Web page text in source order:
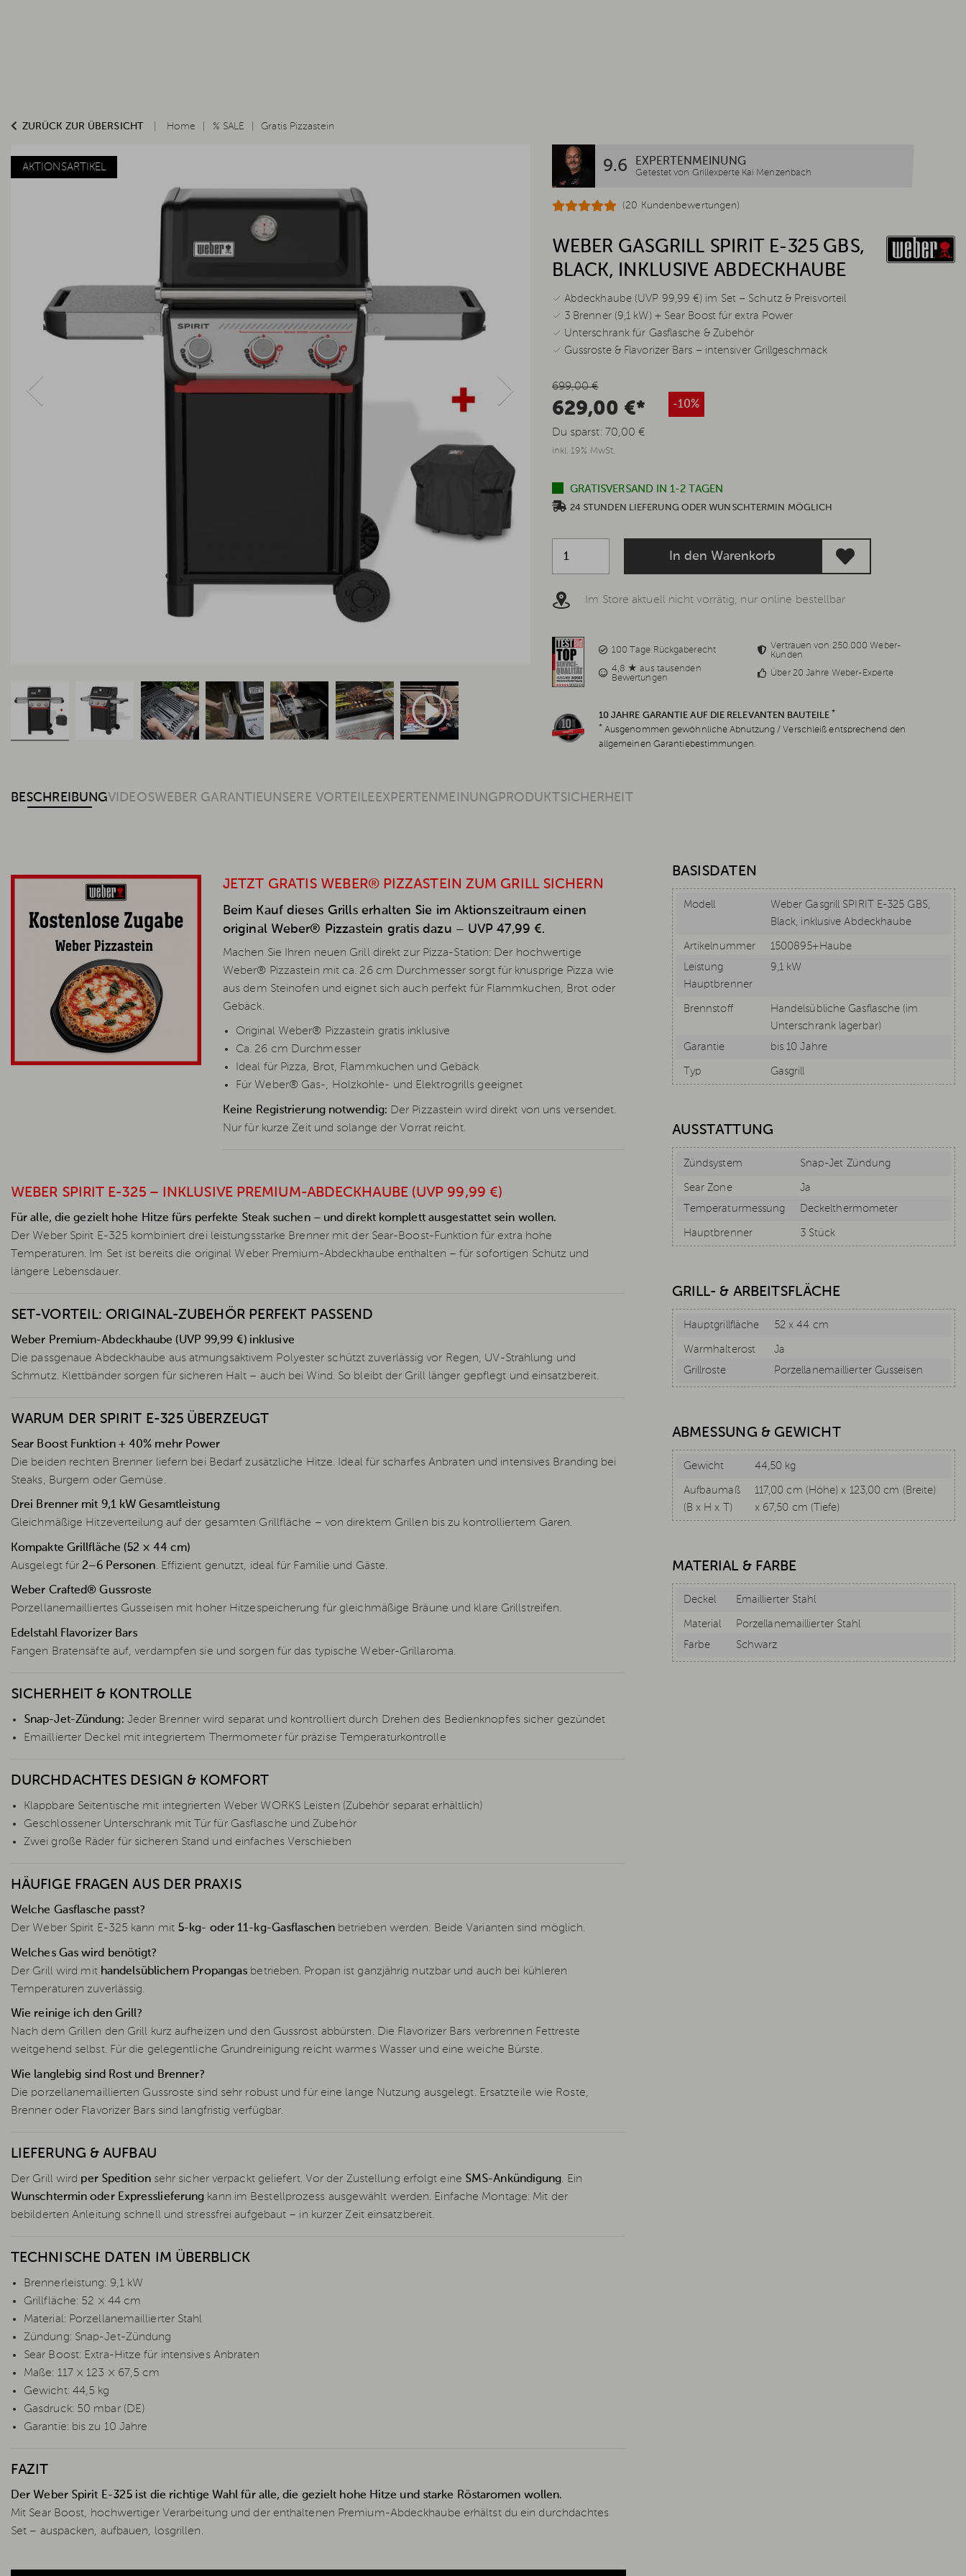
ZURÜCK ZUR ÜBERSICHT Home % SALE Gratis Pizzastein
AKTIONSARTIKEL 9.6 EXPERTENMEINUNG
Getestet von Grillexperte Kai Menzenbach
(20 Kundenbewertungen)
WEBER GASGRILL SPIRIT E-325 GBS,
BLACK, INKLUSIVE ABDECKHAUBE
✓ Abdeckhaube (UVP 99,99 €) im Set – Schutz & Preisvorteil
✓ 3 Brenner (9,1 kW) + Sear Boost für extra Power
✓ Unterschrank für Gasflasche & Zubehör
✓ Gussroste & Flavorizer Bars – intensiver Grillgeschmack
699,00 €
629,00 €* -10%
Du sparst: 70,00 €
inkl. 19% MwSt.
GRATISVERSAND IN 1-2 TAGEN
24 STUNDEN LIEFERUNG ODER WUNSCHTERMIN MÖGLICH
In den Warenkorb
Im Store aktuell nicht vorrätig, nur online bestellbar
100 Tage Rückgaberecht
Vertrauen von 250.000 Weber-
Kunden
4,8 ★ aus tausenden
Bewertungen
Über 20 Jahre Weber-Experte
10 JAHRE GARANTIE AUF DIE RELEVANTEN BAUTEILE *
* Ausgenommen gewöhnliche Abnutzung / Verschleiß entsprechend den
allgemeinen Garantiebestimmungen.
BESCHREIBUNGVIDEOSWEBER GARANTIEUNSERE VORTEILE EXPERTENMEINUNG PRODUKTSICHERHEIT
JETZT GRATIS WEBER® PIZZASTEIN ZUM GRILL SICHERN
Beim Kauf dieses Grills erhalten Sie im Aktionszeitraum einen
original Weber® Pizzastein gratis dazu – UVP 47,99 €.
Machen Sie Ihren neuen Grill direkt zur Pizza-Station: Der hochwertige
Weber® Pizzastein mit ca. 26 cm Durchmesser sorgt für knusprige Pizza wie
aus dem Steinofen und eignet sich auch perfekt für Flammkuchen, Brot oder
Gebäck.
Original Weber® Pizzastein gratis inklusive
Ca. 26 cm Durchmesser
Ideal für Pizza, Brot, Flammkuchen und Gebäck
Für Weber® Gas-, Holzkohle- und Elektrogrills geeignet
Keine Registrierung notwendig: Der Pizzastein wird direkt von uns versendet.
Nur für kurze Zeit und solange der Vorrat reicht.
WEBER SPIRIT E-325 – INKLUSIVE PREMIUM-ABDECKHAUBE (UVP 99,99 €)
Für alle, die gezielt hohe Hitze fürs perfekte Steak suchen – und direkt komplett ausgestattet sein wollen.
Der Weber Spirit E-325 kombiniert drei leistungsstarke Brenner mit der Sear-Boost-Funktion für extra hohe
Temperaturen. Im Set ist bereits die original Weber Premium-Abdeckhaube enthalten – für sofortigen Schutz und
längere Lebensdauer.
SET-VORTEIL: ORIGINAL-ZUBEHÖR PERFEKT PASSEND
Weber Premium-Abdeckhaube (UVP 99,99 €) inklusive
Die passgenaue Abdeckhaube aus atmungsaktivem Polyester schützt zuverlässig vor Regen, UV-Strahlung und
Schmutz. Klettbänder sorgen für sicheren Halt – auch bei Wind. So bleibt der Grill länger gepflegt und einsatzbereit.
WARUM DER SPIRIT E-325 ÜBERZEUGT
Sear Boost Funktion + 40% mehr Power
Die beiden rechten Brenner liefern bei Bedarf zusätzliche Hitze. Ideal für scharfes Anbraten und intensives Branding bei
Steaks, Burgern oder Gemüse.
Drei Brenner mit 9,1 kW Gesamtleistung
Gleichmäßige Hitzeverteilung auf der gesamten Grillfläche – von direktem Grillen bis zu kontrolliertem Garen.
Kompakte Grillfläche (52 × 44 cm)
Ausgelegt für2–6 Personen. Effizient genutzt, ideal für Familie und Gäste.
Weber Crafted® Gussroste
Porzellanemailliertes Gusseisen mit hoher Hitzespeicherung für gleichmäßige Bräune und klare Grillstreifen.
Edelstahl Flavorizer Bars
Fangen Bratensäfte auf, verdampfen sie und sorgen für das typische Weber-Grillaroma.
SICHERHEIT & KONTROLLE
Snap-Jet-Zündung: Jeder Brenner wird separat und kontrolliert durch Drehen des Bedienknopfes sicher gezündet
Emaillierter Deckel mit integriertem Thermometer für präzise Temperaturkontrolle
DURCHDACHTES DESIGN & KOMFORT
Klappbare Seitentische mit integrierten Weber WORKS Leisten (Zubehör separat erhältlich)
Geschlossener Unterschrank mit Tür für Gasflasche und Zubehör
Zwei große Räder für sicheren Stand und einfaches Verschieben
HÄUFIGE FRAGEN AUS DER PRAXIS
Welche Gasflasche passt?
Der Weber Spirit E-325 kann mit 5-kg- oder 11-kg-Gasflaschenbetrieben werden. Beide Varianten sind möglich.
Welches Gas wird benötigt?
Der Grill wird mit handelsüblichem Propangas betrieben. Propan ist ganzjährig nutzbar und auch bei kühleren
Temperaturen zuverlässig.
Wie reinige ich den Grill?
Nach dem Grillen den Grill kurz aufheizen und den Gussrost abbürsten. Die Flavorizer Bars verbrennen Fettreste
weitgehend selbst. Für die gelegentliche Grundreinigung reicht warmes Wasser und eine weiche Bürste.
Wie langlebig sind Rost und Brenner?
Die porzellanemaillierten Gussroste sind sehr robust und für eine lange Nutzung ausgelegt. Ersatzteile wie Roste,
Brenner oder Flavorizer Bars sind langfristig verfügbar.
LIEFERUNG & AUFBAU
Der Grill wird per Speditionsehr sicher verpackt geliefert. Vor der Zustellung erfolgt eine SMS-Ankündigung. Ein
Wunschtermin oder Expresslieferung kann im Bestellprozess ausgewählt werden. Einfache Montage: Mit der
bebilderten Anleitung schnell und stressfrei aufgebaut – in kurzer Zeit einsatzbereit.
TECHNISCHE DATEN IM ÜBERBLICK
Brennerleistung: 9,1 kW
Grillfläche: 52 × 44 cm
Material: Porzellanemaillierter Stahl
Zündung: Snap-Jet-Zündung
Sear Boost: Extra-Hitze für intensives Anbraten
Maße: 117 × 123 × 67,5 cm
Gewicht: 44,5 kg
Gasdruck: 50 mbar (DE)
Garantie: bis zu 10 Jahre
FAZIT
Der Weber Spirit E-325 ist die richtige Wahl für alle, die gezielt hohe Hitze und starke Röstaromen wollen.
Mit Sear Boost, hochwertiger Verarbeitung und der enthaltenen Premium-Abdeckhaube erhältst du ein durchdachtes
Set – auspacken, aufbauen, losgrillen.
BASISDATEN
Modell
Weber Gasgrill SPIRIT E-325 GBS,
Black, inklusive Abdeckhaube
Artikelnummer
1500895+Haube
Leistung
Hauptbrenner
9,1 kW
Brennstoff
Handelsübliche Gasflasche (im
Unterschrank lagerbar)
Garantie
bis 10 Jahre
Typ Gasgrill
AUSSTATTUNG
Zündsystem Snap-Jet Zündung
Sear Zone
Ja
Temperaturmessung
Deckelthermometer
Hauptbrenner 3 Stück
GRILL- & ARBEITSFLÄCHE
Hauptgrillfläche 52 x 44 cm
Warmhalterost
Ja
Grillroste
Porzellanemaillierter Gusseisen
ABMESSUNG & GEWICHT
Gewicht 44,50 kg
Aufbaumaß
(B x H x T)
117,00 cm (Höhe) x 123,00 cm (Breite)
x 67,50 cm (Tiefe)
MATERIAL & FARBE
Deckel Emaillierter Stahl
Material
Porzellanemaillierter Stahl
Farbe
Schwarz